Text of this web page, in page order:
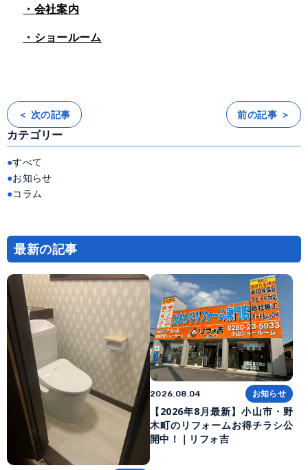
・会社案内
・ショールーム
投
稿
ナ
ビ
ゲ
ー
シ
ョ
ン
＜ 次の記事 前の記事 ＞
カテゴリー
すべて
お知らせ
コラム
最新の記事
2026.08.04 お知らせ
【2026年8月最新】小山市・野
木町のリフォームお得チラシ公
開中！｜リフォ吉